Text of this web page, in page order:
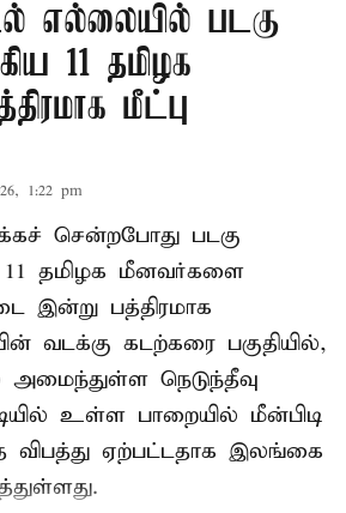
எல்லையில் படகு
11 தமிழக
மீட்பு
1:22 pm
சென்றபோது படகு
11 தமிழக மீனவர்களை
இன்று பத்திரமாக
வடக்கு கடற்கரை பகுதியில்,
அமைந்துள்ள நெடுந்தீவு
உள்ள பாறையில் மீன்பிடி
விபத்து ஏற்பட்டதாக இலங்கை